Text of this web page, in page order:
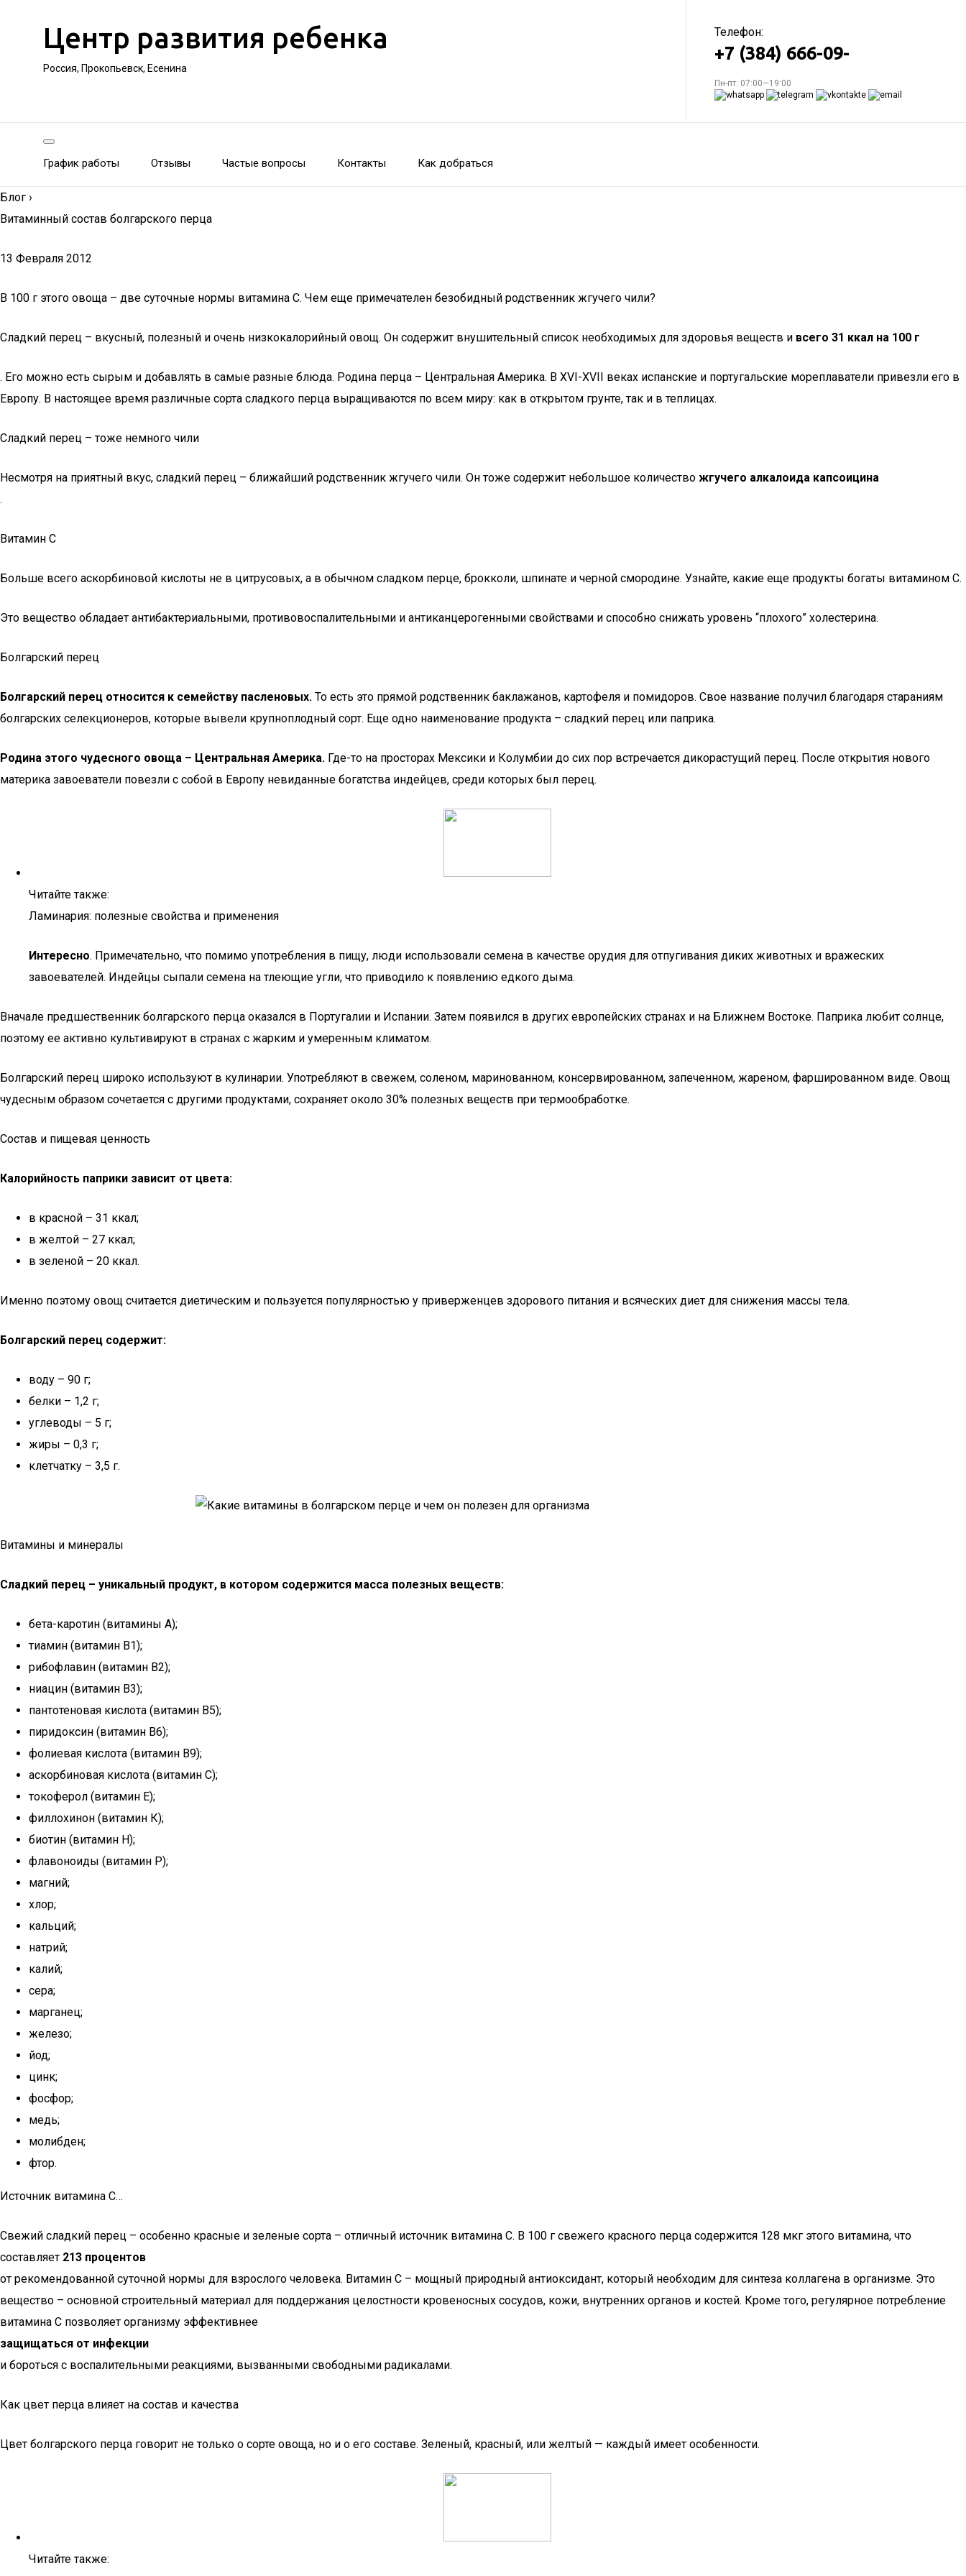
Центр развития ребенка
Россия, Прокопьевск, Есенина
Телефон:
+7 (384) 666-09-
Пн-пт: 07:00—19:00
График работы Отзывы Частые вопросы Контакты Как добраться
Блог ›
Витаминный состав болгарского перца
13 Февраля 2012
В 100 г этого овоща – две суточные нормы витамина С. Чем еще примечателен безобидный родственник жгучего чили?
Сладкий перец – вкусный, полезный и очень низкокалорийный овощ. Он содержит внушительный список необходимых для здоровья веществ и всего 31 ккал на 100 г
. Его можно есть сырым и добавлять в самые разные блюда. Родина перца – Центральная Америка. В XVI-XVII веках испанские и португальские мореплаватели привезли его в
Европу. В настоящее время различные сорта сладкого перца выращиваются по всем миру: как в открытом грунте, так и в теплицах.
Сладкий перец – тоже немного чили
Несмотря на приятный вкус, сладкий перец – ближайший родственник жгучего чили. Он тоже содержит небольшое количество жгучего алкалоида капсоицина
.
Витамин С
Больше всего аскорбиновой кислоты не в цитрусовых, а в обычном сладком перце, брокколи, шпинате и черной смородине. Узнайте, какие еще продукты богаты витамином С.
Это вещество обладает антибактериальными, противовоспалительными и антиканцерогенными свойствами и способно снижать уровень “плохого” холестерина.
Болгарский перец
Болгарский перец относится к семейству пасленовых. То есть это прямой родственник баклажанов, картофеля и помидоров. Свое название получил благодаря стараниям
болгарских селекционеров, которые вывели крупноплодный сорт. Еще одно наименование продукта – сладкий перец или паприка.
Родина этого чудесного овоща – Центральная Америка. Где-то на просторах Мексики и Колумбии до сих пор встречается дикорастущий перец. После открытия нового
материка завоеватели повезли с собой в Европу невиданные богатства индейцев, среди которых был перец.
Читайте также:
Ламинария: полезные свойства и применения
Интересно. Примечательно, что помимо употребления в пищу, люди использовали семена в качестве орудия для отпугивания диких животных и вражеских
завоевателей. Индейцы сыпали семена на тлеющие угли, что приводило к появлению едкого дыма.
Вначале предшественник болгарского перца оказался в Португалии и Испании. Затем появился в других европейских странах и на Ближнем Востоке. Паприка любит солнце,
поэтому ее активно культивируют в странах с жарким и умеренным климатом.
Болгарский перец широко используют в кулинарии. Употребляют в свежем, соленом, маринованном, консервированном, запеченном, жареном, фаршированном виде. Овощ
чудесным образом сочетается с другими продуктами, сохраняет около 30% полезных веществ при термообработке.
Состав и пищевая ценность
Калорийность паприки зависит от цвета:
в красной – 31 ккал;
в желтой – 27 ккал;
в зеленой – 20 ккал.
Именно поэтому овощ считается диетическим и пользуется популярностью у приверженцев здорового питания и всяческих диет для снижения массы тела.
Болгарский перец содержит:
воду – 90 г;
белки – 1,2 г;
углеводы – 5 г;
жиры – 0,3 г;
клетчатку – 3,5 г.
Витамины и минералы
Сладкий перец – уникальный продукт, в котором содержится масса полезных веществ:
бета-каротин (витамины А);
тиамин (витамин В1);
рибофлавин (витамин В2);
ниацин (витамин В3);
пантотеновая кислота (витамин В5);
пиридоксин (витамин В6);
фолиевая кислота (витамин В9);
аскорбиновая кислота (витамин С);
токоферол (витамин Е);
филлохинон (витамин К);
биотин (витамин H);
флавоноиды (витамин P);
магний;
хлор;
кальций;
натрий;
калий;
сера;
марганец;
железо;
йод;
цинк;
фосфор;
медь;
молибден;
фтор.
Источник витамина С…
Свежий сладкий перец – особенно красные и зеленые сорта – отличный источник витамина С. В 100 г свежего красного перца содержится 128 мкг этого витамина, что
составляет 213 процентов
от рекомендованной суточной нормы для взрослого человека. Витамин С – мощный природный антиоксидант, который необходим для синтеза коллагена в организме. Это
вещество – основной строительный материал для поддержания целостности кровеносных сосудов, кожи, внутренних органов и костей. Кроме того, регулярное потребление
витамина С позволяет организму эффективнее
защищаться от инфекции
и бороться с воспалительными реакциями, вызванными свободными радикалами.
Как цвет перца влияет на состав и качества
Цвет болгарского перца говорит не только о сорте овоща, но и о его составе. Зеленый, красный, или желтый — каждый имеет особенности.
Читайте также: